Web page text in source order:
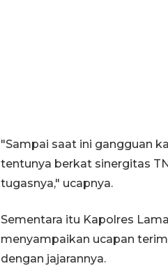
"Sampai saat ini gangguan
tentunya berkat sinergitas
tugasnya," ucapnya.
Sementara itu Kapolres
menyampaikan ucapan
dengan jajarannya.